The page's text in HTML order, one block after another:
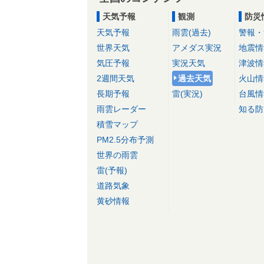
天気予報
天気予報
世界天気
気圧予報
2週間天気
長期予報
雨雲レーダー
積雪マップ
PM2.5分布予測
世界の雨雲
雷(予報)
道路気象
黄砂情報
観測
雨雲(過去)
アメダス実況
実況天気
過去天気
雷(実況)
防災
警報
地震
津波
火山
台風
知る